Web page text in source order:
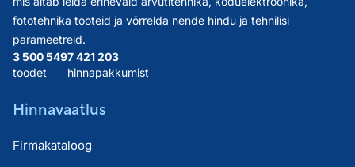
fototehnika tooteid ja võrrelda nende hindu ja tehnilisi
parameetreid.
3 500 549
toodet
7 421 203
hinnapakkumist
Hinnavaatlus
Firmakataloog